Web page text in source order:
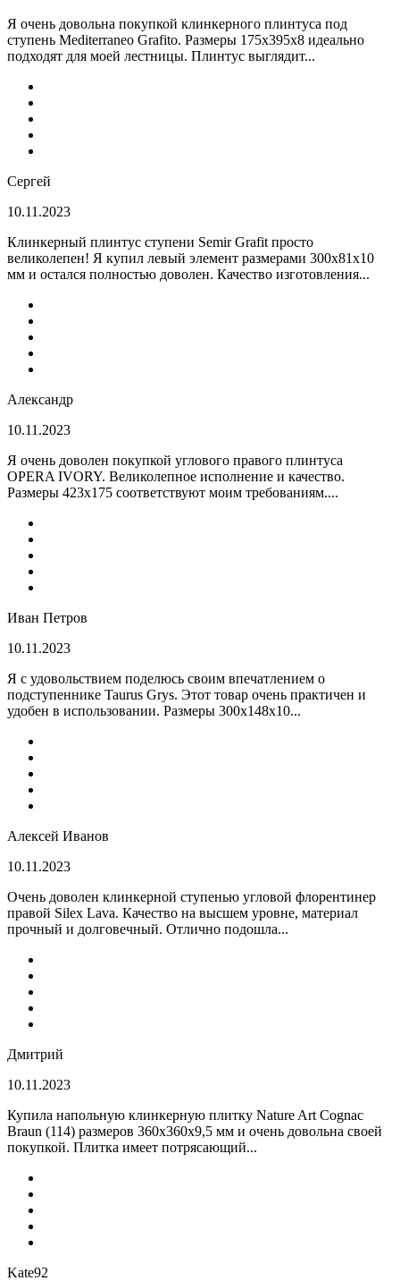
Я очень довольна покупкой клинкерного плинтуса под
ступень Mediterraneo Grafito. Размеры 175х395х8 идеально
подходят для моей лестницы. Плинтус выглядит...
Сергей
10.11.2023
Клинкерный плинтус ступени Semir Grafit просто
великолепен! Я купил левый элемент размерами 300х81х10
мм и остался полностью доволен. Качество изготовления...
Александр
10.11.2023
Я очень доволен покупкой углового правого плинтуса
OPERA IVORY. Великолепное исполнение и качество.
Размеры 423х175 соответствуют моим требованиям....
Иван Петров
10.11.2023
Я с удовольствием поделюсь своим впечатлением о
подступеннике Taurus Grys. Этот товар очень практичен и
удобен в использовании. Размеры 300х148х10...
Алексей Иванов
10.11.2023
Очень доволен клинкерной ступенью угловой флорентинер
правой Silex Lava. Качество на высшем уровне, материал
прочный и долговечный. Отлично подошла...
Дмитрий
10.11.2023
Купила напольную клинкерную плитку Nature Art Cognac
Braun (114) размеров 360x360x9,5 мм и очень довольна своей
покупкой. Плитка имеет потрясающий...
Kate92